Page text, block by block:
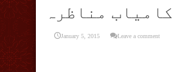
کامیاب مناظرہ
January 5, 2015 Leave a comment